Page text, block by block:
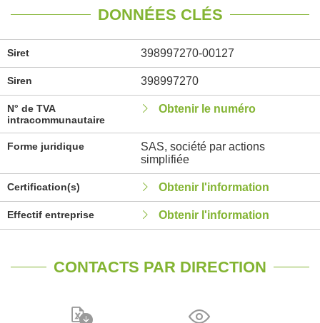
DONNÉES CLÉS
Siret 398997270-00127
Siren 398997270
N° de TVA
intracommunautaire
Obtenir le numéro
Forme juridique
SAS, société par actions
simplifiée
Certification(s) Obtenir l'information
Effectif entreprise Obtenir l'information
CONTACTS PAR DIRECTION